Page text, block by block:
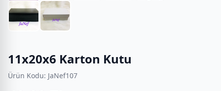
11x20x6 Karton Kutu
Ürün Kodu: JaNef107